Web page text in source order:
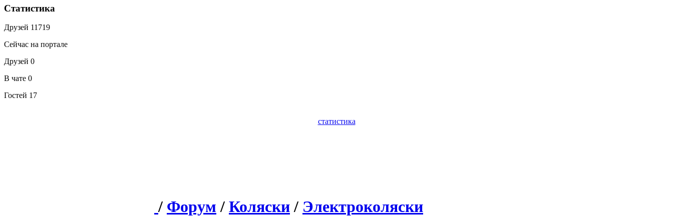
Статистика
Друзей 11719
Сейчас на портале
Друзей 0
В чате 0
Гостей 17
статистика
/ Форум / Коляски / Электроколяски